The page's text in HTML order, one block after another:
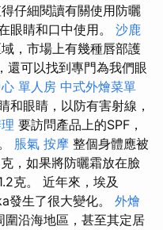
仔細閱讀有關使用防曬
眼睛和口中使用。 沙鹿
，市場上有幾種唇部護
還可以找到專門為我們眼
單人房 中式外燴菜單
和眼睛，以防有害射線，
要訪問產品上的SPF，
脹氣 按摩 整個身體應被
，如果將防曬霜放在臉
克。 近年來，埃及
發生了很大變化。 外燴
圍沿海地區，甚至其定居